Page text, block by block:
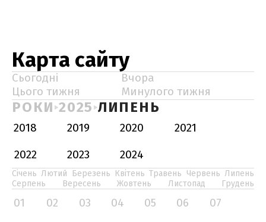
Карта сайту
Сьогодні
Вчора
Цього тижня
Минулого тижня
РОКИ 2025 ЛИПЕНЬ
2018 2019 2020
2021
2022
2023 2024
Січень Лютий Березень Квітень Травень Червень Липень
Серпень
Вересень Жовтень Листопад Грудень
01 02 03 04 05 06
07